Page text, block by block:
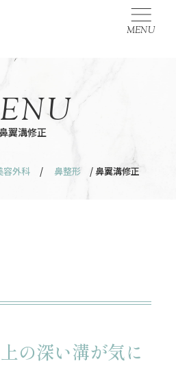
MENU
翼溝修正
容外科 / 鼻整形 / 鼻翼溝修正
の深い溝が気に